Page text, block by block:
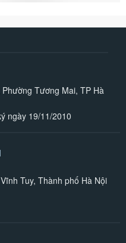
Tương Mai, TP Hà
ngày 19/11/2010
Tuy, Thành phố Hà Nội